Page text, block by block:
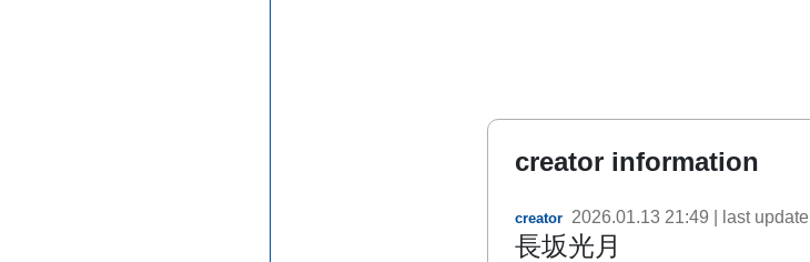
creator information
creator 2026.01.13 21:49 | last update
長坂光月